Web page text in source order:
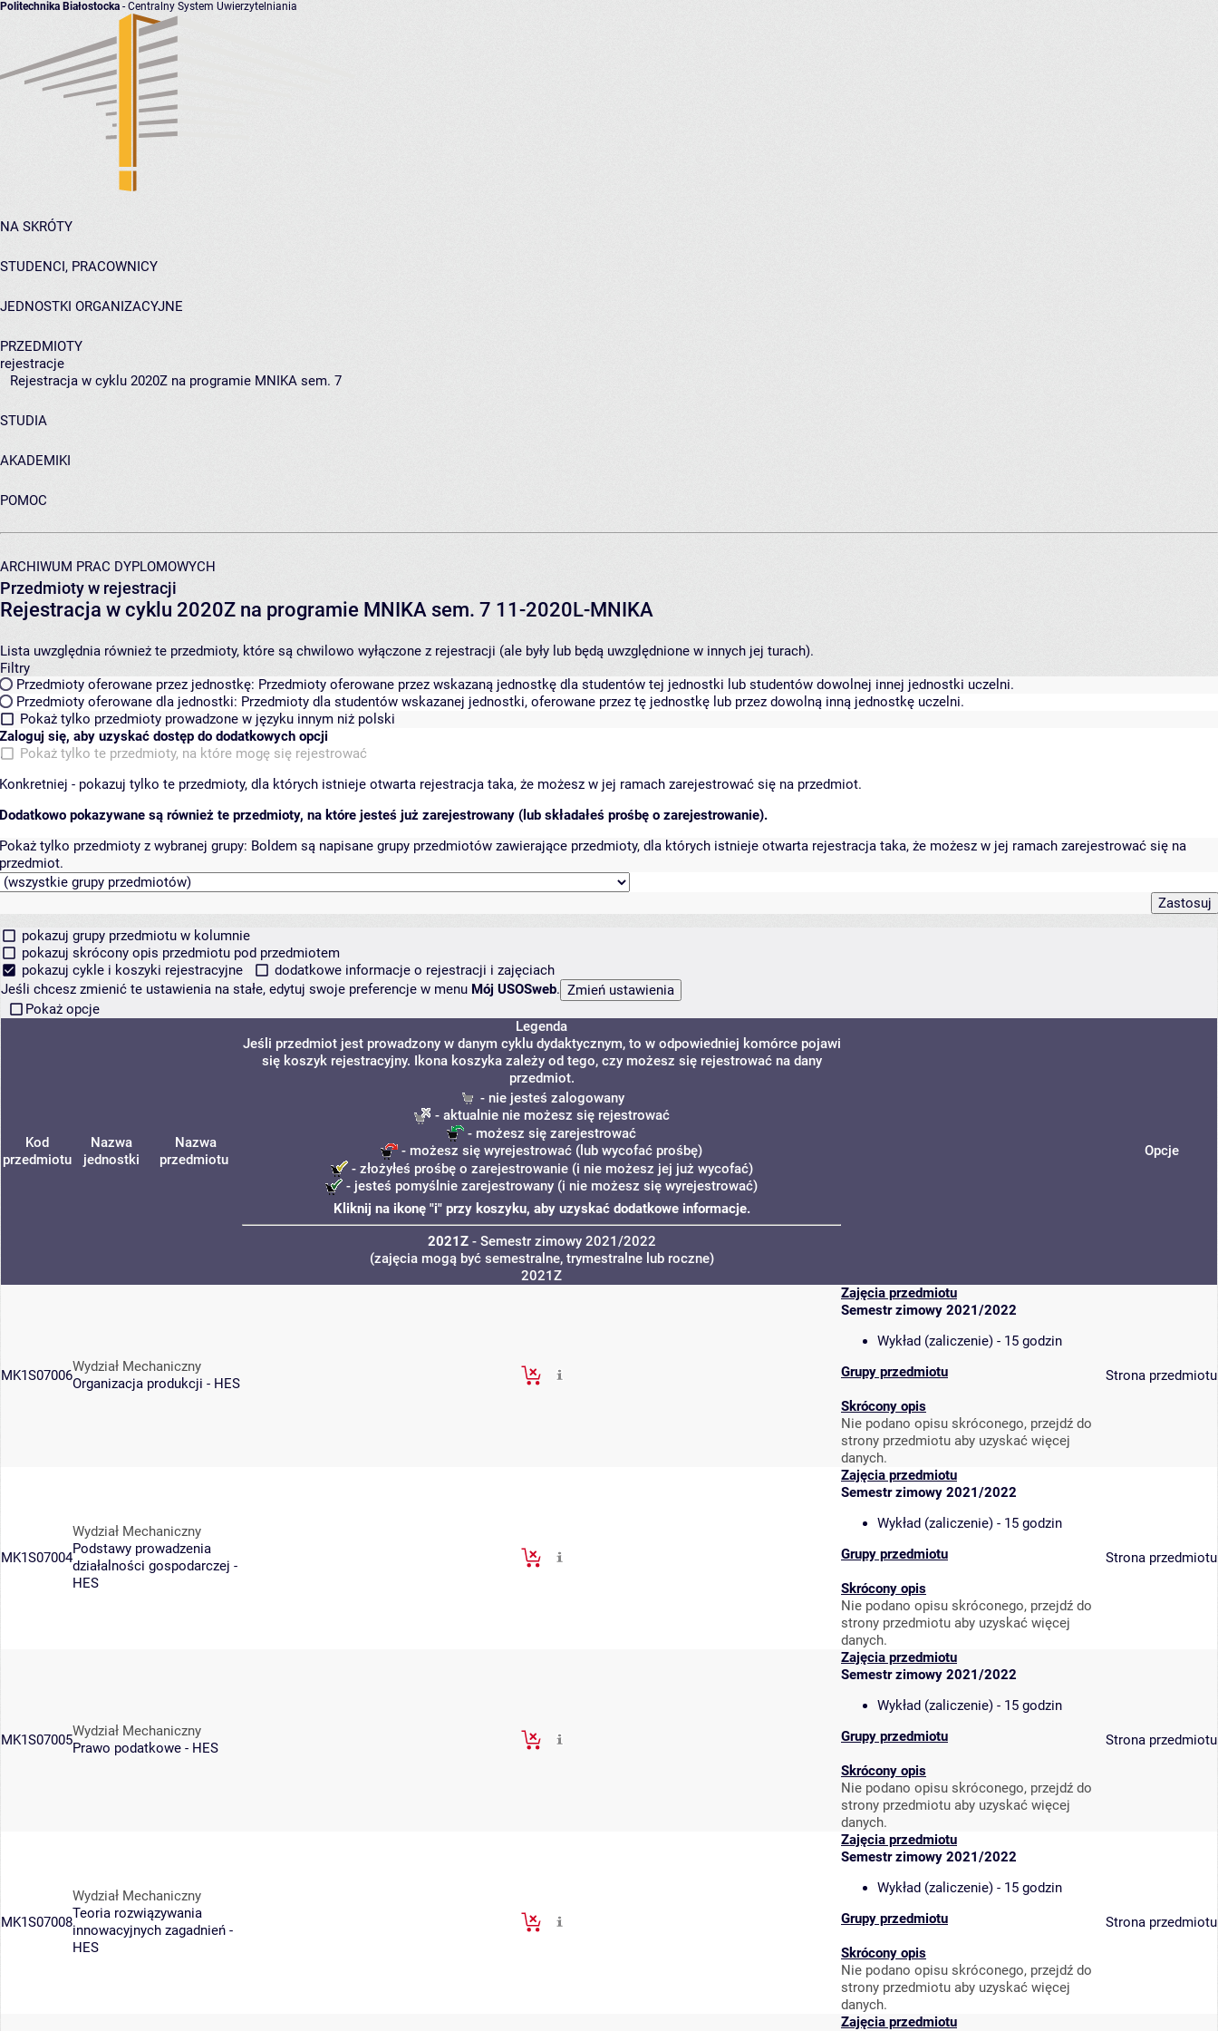
Politechnika Białostocka - Centralny System Uwierzytelniania
NA SKRÓTY
STUDENCI, PRACOWNICY
JEDNOSTKI ORGANIZACYJNE
PRZEDMIOTY
rejestracje
Rejestracja w cyklu 2020Z na programie MNIKA sem. 7
STUDIA
AKADEMIKI
POMOC
ARCHIWUM PRAC DYPLOMOWYCH
Przedmioty w rejestracji
Rejestracja w cyklu 2020Z na programie MNIKA sem. 7 11-2020L-MNIKA
Lista uwzględnia również te przedmioty, które są chwilowo wyłączone z rejestracji (ale były lub będą uwzględnione w innych jej turach).
Filtry
Przedmioty oferowane przez jednostkę: Przedmioty oferowane przez wskazaną jednostkę dla studentów tej jednostki lub studentów dowolnej innej jednostki uczelni.
Przedmioty oferowane dla jednostki: Przedmioty dla studentów wskazanej jednostki, oferowane przez tę jednostkę lub przez dowolną inną jednostkę uczelni.
Pokaż tylko przedmioty prowadzone w języku innym niż polski
Zaloguj się, aby uzyskać dostęp do dodatkowych opcji
Pokaż tylko te przedmioty, na które mogę się rejestrować
Konkretniej - pokazuj tylko te przedmioty, dla których istnieje otwarta rejestracja taka, że możesz w jej ramach zarejestrować się na przedmiot.
Dodatkowo pokazywane są również te przedmioty, na które jesteś już zarejestrowany (lub składałeś prośbę o zarejestrowanie).
Pokaż tylko przedmioty z wybranej grupy: Boldem są napisane grupy przedmiotów zawierające przedmioty, dla których istnieje otwarta rejestracja taka, że możesz w jej ramach zarejestrować się na
przedmiot.
pokazuj grupy przedmiotu w kolumnie
pokazuj skrócony opis przedmiotu pod przedmiotem
pokazuj cykle i koszyki rejestracyjne
dodatkowe informacje o rejestracji i zajęciach
Jeśli chcesz zmienić te ustawienia na stałe, edytuj swoje preferencje w menu Mój USOSweb.
Pokaż opcje
Kod
przedmiotu
Nazwa
jednostki
Nazwa
przedmiotu
Legenda
Jeśli przedmiot jest prowadzony w danym cyklu dydaktycznym, to w odpowiedniej komórce pojawi
się koszyk rejestracyjny. Ikona koszyka zależy od tego, czy możesz się rejestrować na dany
przedmiot.
- nie jesteś zalogowany
- aktualnie nie możesz się rejestrować
- możesz się zarejestrować
- możesz się wyrejestrować (lub wycofać prośbę)
- złożyłeś prośbę o zarejestrowanie (i nie możesz jej już wycofać)
- jesteś pomyślnie zarejestrowany (i nie możesz się wyrejestrować)
Kliknij na ikonę "i" przy koszyku, aby uzyskać dodatkowe informacje.
2021Z- Semestr zimowy 2021/2022
(zajęcia mogą być semestralne, trymestralne lub roczne)
Opcje
2021Z
MK1S07006
Wydział Mechaniczny
Organizacja produkcji - HES
Zajęcia przedmiotu
Semestr zimowy 2021/2022
Wykład (zaliczenie) - 15 godzin
Grupy przedmiotu
Skrócony opis
Nie podano opisu skróconego, przejdź do
strony przedmiotu aby uzyskać więcej
danych.
Strona przedmiotu
MK1S07004
Wydział Mechaniczny
Podstawy prowadzenia
działalności gospodarczej -
HES
Zajęcia przedmiotu
Semestr zimowy 2021/2022
Wykład (zaliczenie) - 15 godzin
Grupy przedmiotu
Skrócony opis
Nie podano opisu skróconego, przejdź do
strony przedmiotu aby uzyskać więcej
danych.
Strona przedmiotu
MK1S07005
Wydział Mechaniczny
Prawo podatkowe - HES
Zajęcia przedmiotu
Semestr zimowy 2021/2022
Wykład (zaliczenie) - 15 godzin
Grupy przedmiotu
Skrócony opis
Nie podano opisu skróconego, przejdź do
strony przedmiotu aby uzyskać więcej
danych.
Strona przedmiotu
MK1S07008
Wydział Mechaniczny
Teoria rozwiązywania
innowacyjnych zagadnień -
HES
Zajęcia przedmiotu
Semestr zimowy 2021/2022
Wykład (zaliczenie) - 15 godzin
Grupy przedmiotu
Skrócony opis
Nie podano opisu skróconego, przejdź do
strony przedmiotu aby uzyskać więcej
danych.
Strona przedmiotu
Zajęcia przedmiotu